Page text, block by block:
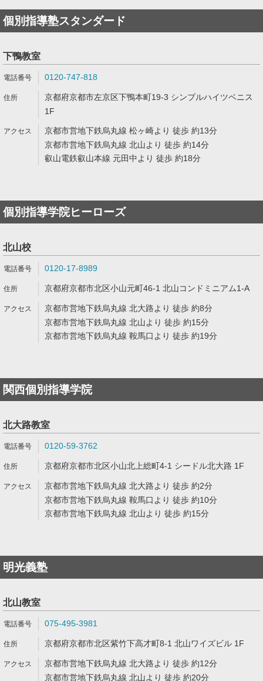
個別指導塾スタンダード
下鴨教室
0120-747-818
京都府京都市左京区下鴨本町19-3 シンプルハイツベニス
1F
京都市営地下鉄烏丸線 松ヶ崎より 徒歩 約13分
京都市営地下鉄烏丸線 北山より 徒歩 約14分
叡山電鉄叡山本線 元田中より 徒歩 約18分
個別指導学院ヒーローズ
北山校
0120-17-8989
京都府京都市北区小山元町46-1 北山コンドミニアム1-A
京都市営地下鉄烏丸線 北大路より 徒歩 約8分
京都市営地下鉄烏丸線 北山より 徒歩 約15分
京都市営地下鉄烏丸線 鞍馬口より 徒歩 約19分
関西個別指導学院
北大路教室
0120-59-3762
京都府京都市北区小山北上総町4-1 シードル北大路 1F
京都市営地下鉄烏丸線 北大路より 徒歩 約2分
京都市営地下鉄烏丸線 鞍馬口より 徒歩 約10分
京都市営地下鉄烏丸線 北山より 徒歩 約15分
明光義塾
北山教室
075-495-3981
京都府京都市北区紫竹下高才町8-1 北山ワイズビル 1F
京都市営地下鉄烏丸線 北大路より 徒歩 約12分
京都市営地下鉄烏丸線 北山より 徒歩 約20分